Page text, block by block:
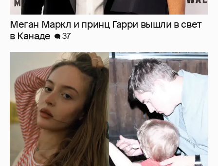
Меган Маркл и принц Гарри вышли в свет
в Канаде
37